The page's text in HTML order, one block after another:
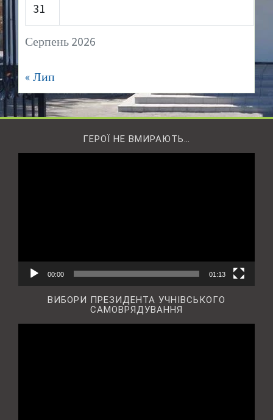
Серпень 2026
31
« Лип
ГЕРОЇ НЕ ВМИРАЮТЬ…
00:00 01:13
ВИБОРИ ПРЕЗИДЕНТА УЧНІВСЬКОГО
САМОВРЯДУВАННЯ